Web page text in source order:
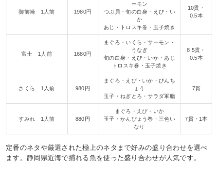
御前崎 1人前 1980円
ーモン
つぶ貝・旬の白身・えび・い
か
あじ・トロスキ巻・玉子焼き
10貫・
0.5本
富士 1人前 1680円
まぐろ・いくら・サーモン・
うなぎ
旬の白身・えび・いか・あじ
トロスキ巻・玉子焼き
8.5貫・
0.5本
さくら 1人前 980円
まぐろ・えび・いか・びんち
ょう
玉子・ねぎとろ・サラダ軍艦
7貫
すみれ 1人前 880円
まぐろ・えび・いか
玉子・かんぴょう巻・三色い
なり
7貫・1本
定番のネタや厳選された極上のネタまで好みの盛り合わせを選べ
ます。静岡県近海で捕れる魚を使った盛り合わせが人気です。